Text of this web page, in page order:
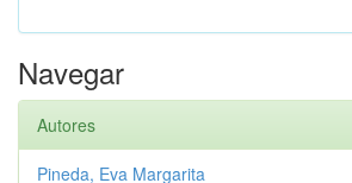
Navegar
Autores
Pineda, Eva Margarita